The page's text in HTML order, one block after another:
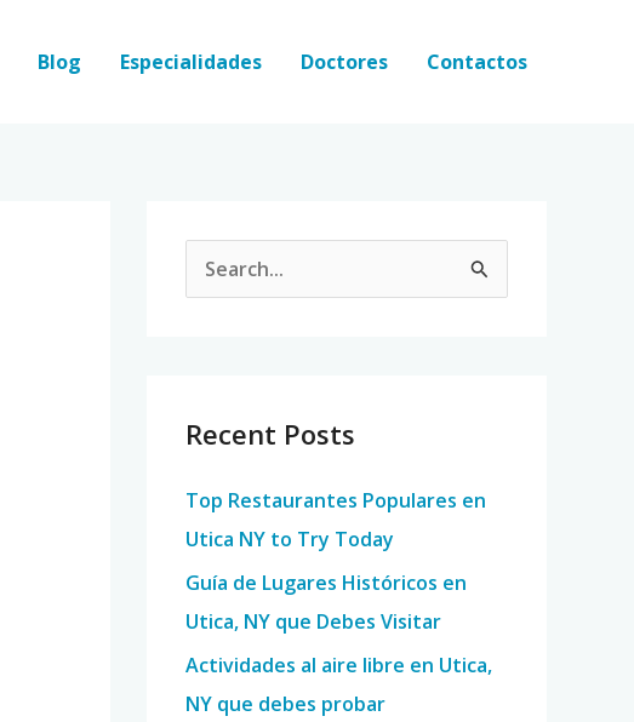
Blog Especialidades Doctores Contactos
c
f
o
r
:
Recent Posts
Top Restaurantes Populares en
Utica NY to Try Today
Guía de Lugares Históricos en
Utica, NY que Debes Visitar
Actividades al aire libre en Utica,
NY que debes probar